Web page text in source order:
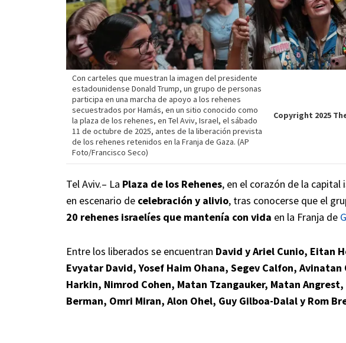
Con carteles que muestran la imagen del presidente
estadounidense Donald Trump, un grupo de personas
participa en una marcha de apoyo a los rehenes
secuestrados por Hamás, en un sitio conocido como
la plaza de los rehenes, en Tel Aviv, Israel, el sábado
11 de octubre de 2025, antes de la liberación prevista
de los rehenes retenidos en la Franja de Gaza. (AP
Foto/Francisco Seco)
Copyright 2025
Tel Aviv.– La Plaza de los Rehenes, en el corazón de la
en escenario de celebración y alivio, tras conocerse que el
20 rehenes israelíes que mantenía con vida en la Franja de
Entre los liberados se encuentran David y Ariel Cunio, Eitan
Evyatar David, Yosef Haim Ohana, Segev Calfon,
Harkin, Nimrod Cohen, Matan Tzangauker, Matan
Berman, Omri Miran, Alon Ohel, Guy Gilboa-Dalal y Rom